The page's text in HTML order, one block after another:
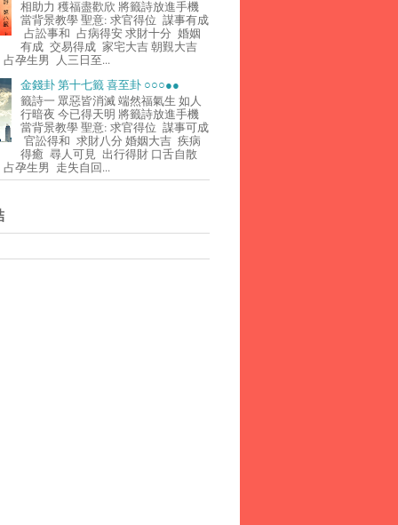
相助力 穫福盡歡欣 將籤詩放進手機
當背景教學 聖意: 求官得位 謀事有成
占訟事和 占病得安 求財十分 婚姻
有成 交易得成 家宅大吉 朝覲大吉
孕生男 人三日至...
金錢卦 第十七籤 喜至卦 ○○○●●
籤詩一 眾惡皆消滅 端然福氣生 如人
行暗夜 今已得天明 將籤詩放進手機
當背景教學 聖意: 求官得位 謀事可成
官訟得和 求財八分 婚姻大吉 疾病
得癒 尋人可見 出行得財 口舌自散
孕生男 走失自回...